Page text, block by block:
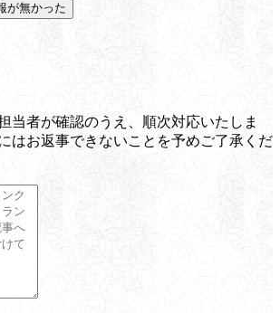
が無かった
当者が確認のうえ、順次対応いたしま
はお返事できないことを予めご了承くだ